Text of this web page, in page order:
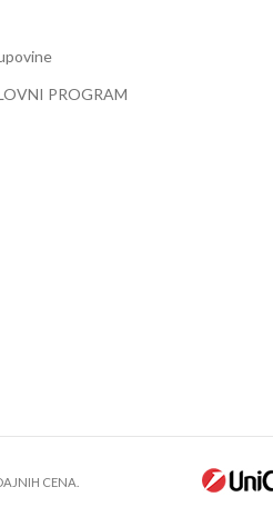
PROGRAM
CENA.